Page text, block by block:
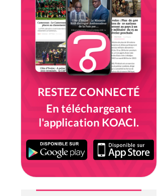
RESTEZ CONNECTÉ
En téléchargeant
l'application KOACI.